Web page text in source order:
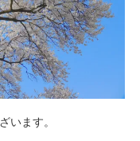
います。